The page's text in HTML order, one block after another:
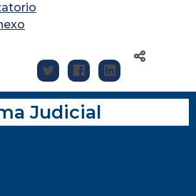
Judicial